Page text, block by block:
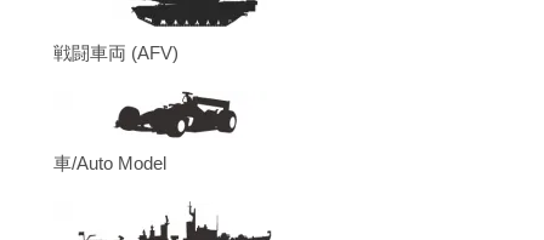
戦闘車両 (AFV)
車/Auto Model